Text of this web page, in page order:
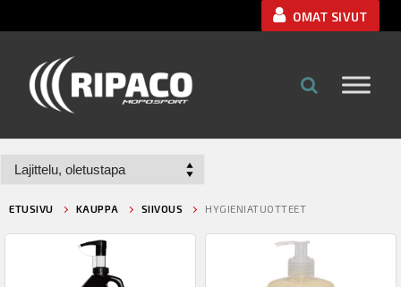
sisältöön
OMAT SIVUT
ETUSIVU KAUPPA SIIVOUS HYGIENIATUOTTEET